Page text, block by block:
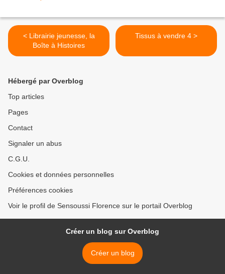
< Librairie jeunesse, la
Boîte à Histoires
Tissus à vendre 4 >
Hébergé par Overblog
Top articles
Pages
Contact
Signaler un abus
C.G.U.
Cookies et données personnelles
Préférences cookies
Voir le profil de Sensoussi Florence sur le portail Overblog
Créer un blog sur Overblog
Créer un blog